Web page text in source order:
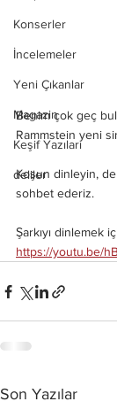
Konserler
İncelemeler
Yeni Çıkanlar
Magazin
Keşif Yazıları
deliler
Benim çok geç
Rammstein yeni
Koşun dinleyin,
sohbet ederiz.
Şarkıyı dinlemek
https://youtu.be/
Son Yazılar